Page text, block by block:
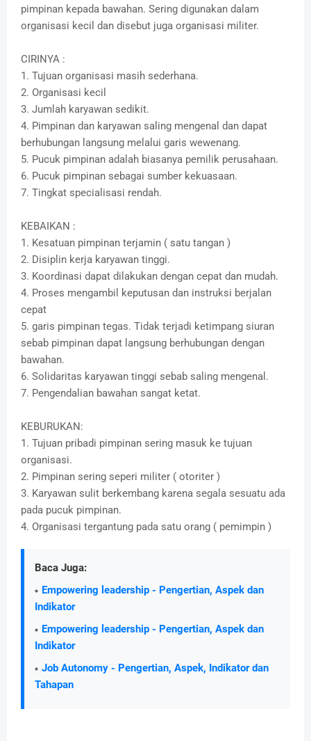
pimpinan kepada bawahan. Sering digunakan dalam
organisasi kecil dan disebut juga organisasi militer.
CIRINYA :
1. Tujuan organisasi masih sederhana.
2. Organisasi kecil
3. Jumlah karyawan sedikit.
4. Pimpinan dan karyawan saling mengenal dan dapat
berhubungan langsung melalui garis wewenang.
5. Pucuk pimpinan adalah biasanya pemilik perusahaan.
6. Pucuk pimpinan sebagai sumber kekuasaan.
7. Tingkat specialisasi rendah.
KEBAIKAN :
1. Kesatuan pimpinan terjamin ( satu tangan )
2. Disiplin kerja karyawan tinggi.
3. Koordinasi dapat dilakukan dengan cepat dan mudah.
4. Proses mengambil keputusan dan instruksi berjalan
cepat
5. garis pimpinan tegas. Tidak terjadi ketimpang siuran
sebab pimpinan dapat langsung berhubungan dengan
bawahan.
6. Solidaritas karyawan tinggi sebab saling mengenal.
7. Pengendalian bawahan sangat ketat.
KEBURUKAN:
1. Tujuan pribadi pimpinan sering masuk ke tujuan
organisasi.
2. Pimpinan sering seperi militer ( otoriter )
3. Karyawan sulit berkembang karena segala sesuatu ada
pada pucuk pimpinan.
4. Organisasi tergantung pada satu orang ( pemimpin )
Baca Juga:
Empowering leadership - Pengertian, Aspek dan
Indikator
Empowering leadership - Pengertian, Aspek dan
Indikator
Job Autonomy - Pengertian, Aspek, Indikator dan
Tahapan